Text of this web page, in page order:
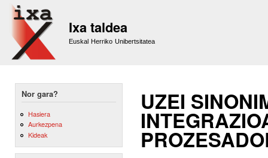
Ixa taldea
Euskal Herriko Unibertsitatea
Nor gara?
Hasiera
Aurkezpena
Kideak
UZEI